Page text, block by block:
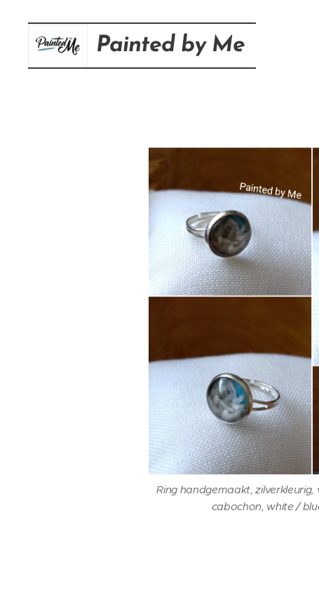
Painted byMe
Ring handgemaakt,
cabochon, white /